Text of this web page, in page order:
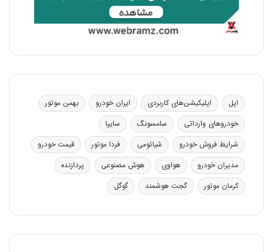
اپل اپلیکیشن‌های کاربردی ایران خودرو
بهمن موتور
خودروهای وارداتی
سامسونگ
سایپا
شرایط فروش خودرو
شیائومی فردا موتور
قیمت خودرو
مدیران خودرو
هواوی هوش مصنوعی
پردازنده
کرمان موتور
گجت هوشمند گوگل